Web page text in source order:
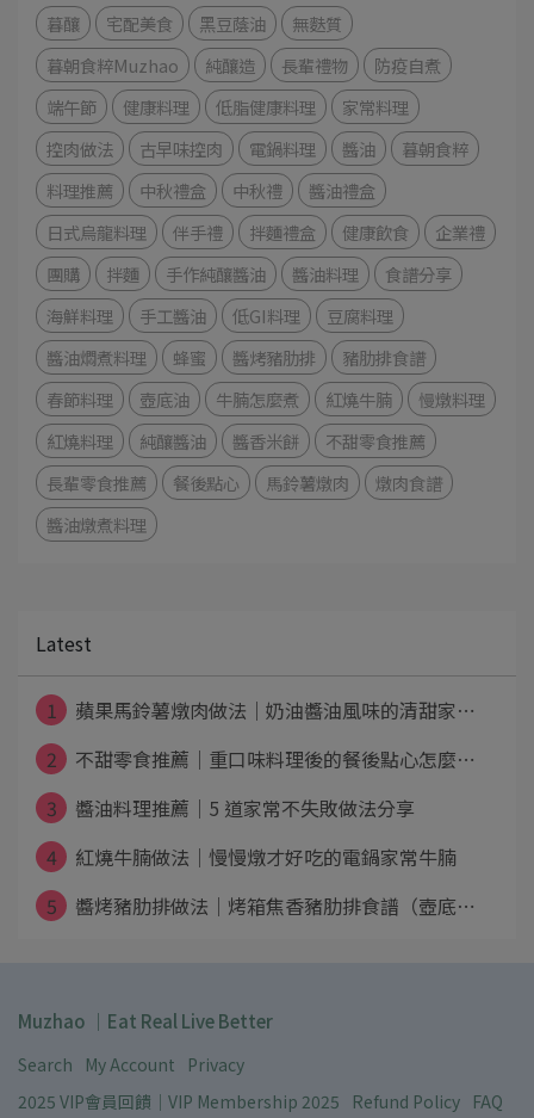
暮釀 宅配美食 黑豆蔭油
無麩質
暮朝食粹Muzhao
純釀造 長輩禮物
防疫自煮
端午節
健康料理 低脂健康料理
家常料理
控肉做法
古早味控肉 電鍋料理 醬油
暮朝食粹
料理推薦
中秋禮盒 中秋禮
醬油禮盒
日式烏龍料理
伴手禮 拌麵禮盒 健康飲食
企業禮
團購
拌麵 手作純釀醬油 醬油料理
食譜分享
海鮮料理
手工醬油 低GI料理
豆腐料理
醬油燜煮料理
蜂蜜 醬烤豬肋排
豬肋排食譜
春節料理
壺底油 牛腩怎麼煮 紅燒牛腩
慢燉料理
紅燒料理
純釀醬油 醬香米餅
不甜零食推薦
長輩零食推薦
餐後點心 馬鈴薯燉肉
燉肉食譜
醬油燉煮料理
Latest
1
蘋果馬鈴薯燉肉做法｜奶油醬油風味的清甜家⋯
2
不甜零食推薦｜重口味料理後的餐後點心怎麼⋯
3
醬油料理推薦｜5 道家常不失敗做法分享
4
紅燒牛腩做法｜慢慢燉才好吃的電鍋家常牛腩
5
醬烤豬肋排做法｜烤箱焦香豬肋排食譜（壺底⋯
Muzhao ｜Eat Real Live Better
Search My Account
Privacy
2025 VIP會員回饋｜VIP Membership 2025
Refund Policy FAQ